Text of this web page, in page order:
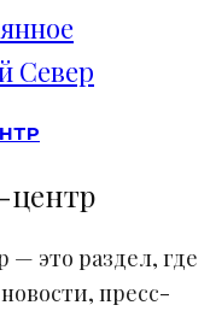
Север
центр
— это раздел, где
пресс-